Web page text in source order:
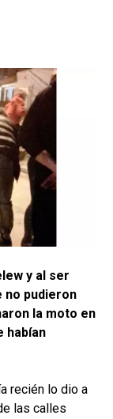
y al ser
no pudieron
la moto en
habían
recién lo dio a
las calles